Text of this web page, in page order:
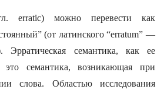
erratic) можно перевести как
(от латинского “erratum” —
Эрратическая семантика, как ее
семантика, возникающая при
слова. Областью исследования